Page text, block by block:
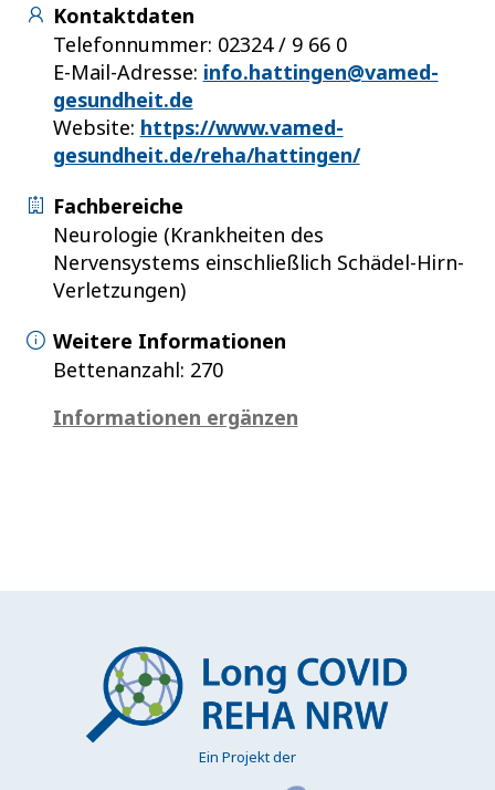
Kontaktdaten
Telefonnummer: 02324 / 9 66 0
E-Mail-Adresse: info.hattingen@vamed-
gesundheit.de
Website: https://www.vamed-
gesundheit.de/reha/hattingen/
Fachbereiche
Neurologie (Krankheiten des
Nervensystems einschließlich Schädel-Hirn-
Verletzungen)
Weitere Informationen
Bettenanzahl: 270
Informationen ergänzen
Ein Projekt der